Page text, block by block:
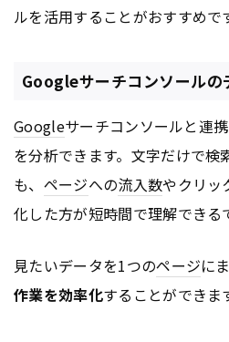
ルを活用することがおすすめで
Googleサーチコンソールの
Googleサーチコンソールと連
を分析できます。文字だけで検
も、 ページへの流入数やクリッ
化した方が短時間で理解できる
見たいデータを1つのページに
作業を効率化することができま